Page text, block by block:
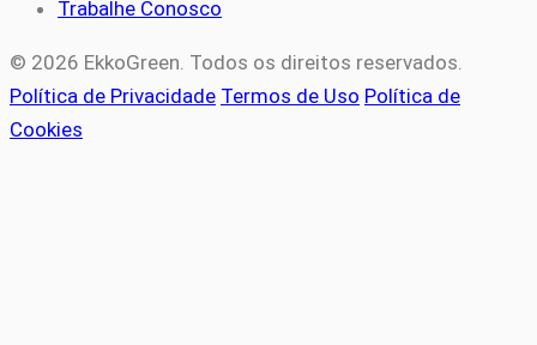
Trabalhe Conosco
© 2026 EkkoGreen. Todos os direitos reservados.
Política de Privacidade Termos de Uso Política de
Cookies